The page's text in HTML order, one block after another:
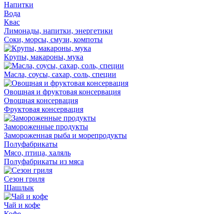
Напитки
Вода
Квас
Лимонады, напитки, энергетики
Соки, морсы, смузи, компоты
Крупы, макароны, мука
Масла, соусы, сахар, соль, специи
Овощная и фруктовая консервация
Овощная консервация
Фруктовая консервация
Замороженные продукты
Замороженная рыба и морепродукты
Полуфабрикаты
Мясо, птица, халяль
Полуфабрикаты из мяса
Сезон гриля
Шашлык
Чай и кофе